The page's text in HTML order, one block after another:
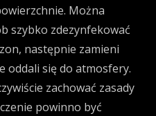
Można
szybko zdezynfekować
następnie zamieni
oddali się do atmosfery.
zachować zasady
powinno być